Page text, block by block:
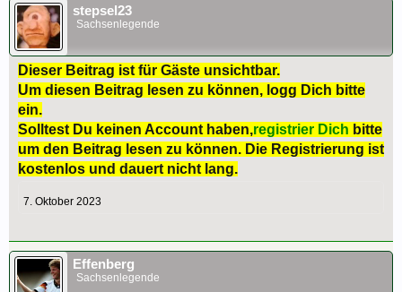
stepsel23
Sachsenlegende
Dieser Beitrag ist für Gäste unsichtbar.
Um diesen Beitrag lesen zu können, logg Dich bitte
ein.
Solltest Du keinen Account haben,registrier Dich bitte
um den Beitrag lesen zu können. Die Registrierung ist
kostenlos und dauert nicht lang.
7. Oktober 2023
Effenberg
Sachsenlegende